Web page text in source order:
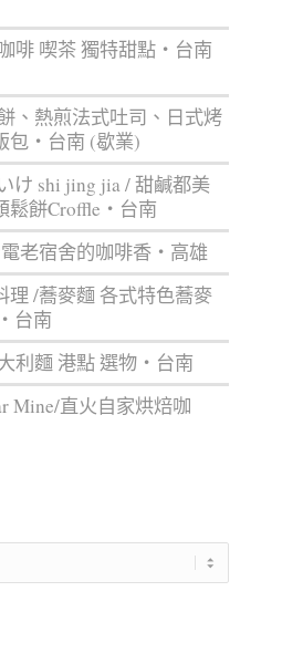
啡 喫茶 獨特甜點‧台南
、熱煎法式吐司、日式烤
包‧台南 (歇業)
け shi jing jia / 甜鹹都美
鬆餅Croffle‧台南
老宿舍的咖啡香‧高雄
理 /蕎麥麵 各式特色蕎麥
台南
利麵 港點 選物‧台南
Mine/直火自家烘焙咖